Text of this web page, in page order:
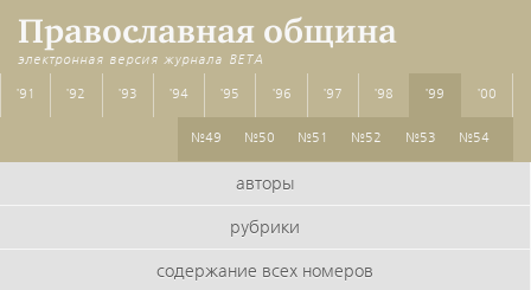
Православная община
электронная версия журнала BETA
'91 '92 '93 '94 '95 '96 '97 '98 '99
№49 №50 №51 №52 №53 №54
'00
авторы
рубрики
содержание всех номеров